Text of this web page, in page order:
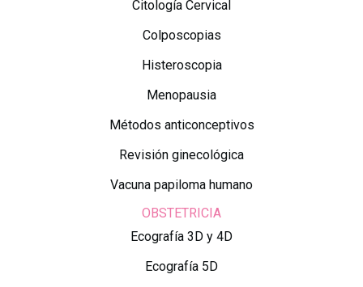
Citología Cervical
Colposcopias
Histeroscopia
Menopausia
Métodos anticonceptivos
Revisión ginecológica
Vacuna papiloma humano
OBSTETRICIA
Ecografía 3D y 4D
Ecografía 5D